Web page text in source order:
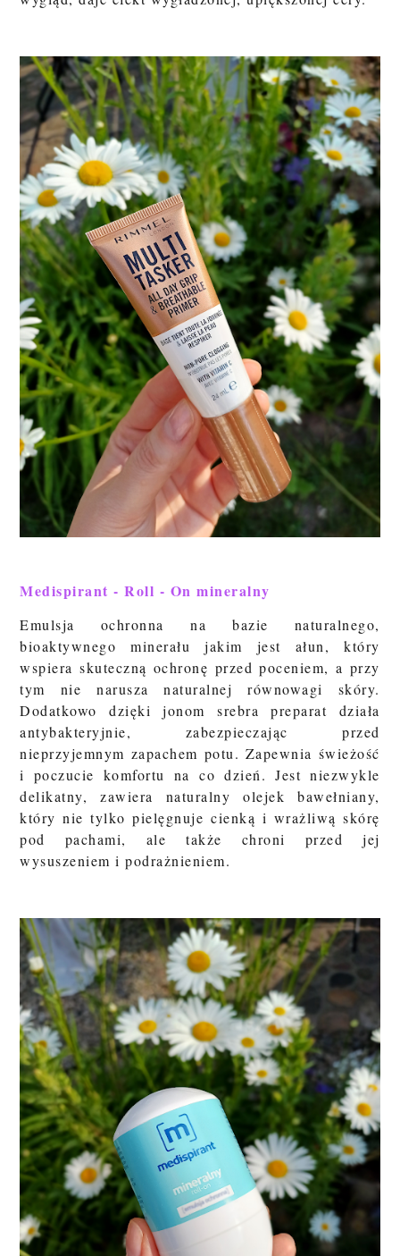
Medispirant - Roll - On mineralny
Emulsja ochronna na bazie naturalnego,
bioaktywnego minerału jakim jest ałun, który
wspiera skuteczną ochronę przed poceniem, a przy
tym nie narusza naturalnej równowagi skóry.
Dodatkowo dzięki jonom srebra preparat działa
antybakteryjnie, zabezpieczając przed
nieprzyjemnym zapachem potu. Zapewnia świeżość
i poczucie komfortu na co dzień. Jest niezwykle
delikatny, zawiera naturalny olejek bawełniany,
który nie tylko pielęgnuje cienką i wrażliwą skórę
pod pachami, ale także chroni przed jej
wysuszeniem i podrażnieniem.